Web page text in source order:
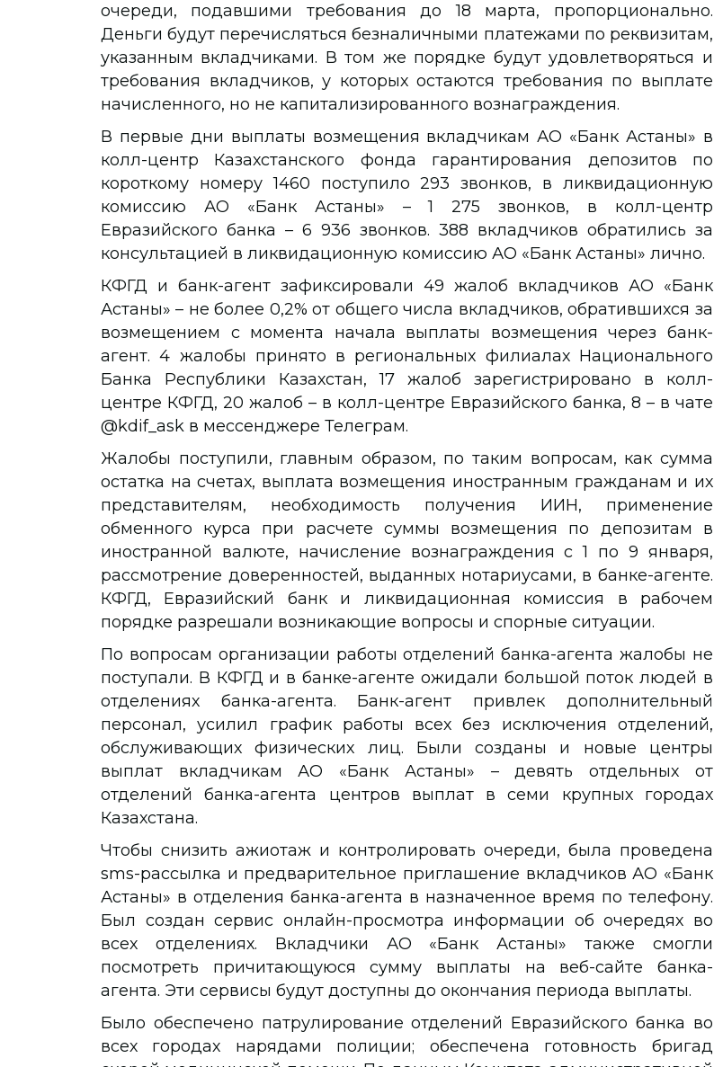
очереди, подавшими требования до 18 марта, пропорционально.
Деньги будут перечисляться безналичными платежами по реквизитам,
указанным вкладчиками. В том же порядке будут удовлетворяться и
требования вкладчиков, у которых остаются требования по выплате
начисленного, но не капитализированного вознаграждения.
В первые дни выплаты возмещения вкладчикам АО «Банк Астаны» в
колл-центр Казахстанского фонда гарантирования депозитов по
короткому номеру 1460 поступило 293 звонков, в ликвидационную
комиссию АО «Банк Астаны» – 1 275 звонков, в колл-центр
Евразийского банка – 6 936 звонков. 388 вкладчиков обратились за
консультацией в ликвидационную комиссию АО «Банк Астаны» лично.
КФГД и банк-агент зафиксировали 49 жалоб вкладчиков АО «Банк
Астаны» – не более 0,2% от общего числа вкладчиков, обратившихся за
возмещением с момента начала выплаты возмещения через банк-
агент. 4 жалобы принято в региональных филиалах Национального
Банка Республики Казахстан, 17 жалоб зарегистрировано в колл-
центре КФГД, 20 жалоб – в колл-центре Евразийского банка, 8 – в чате
@kdif_ask в мессенджере Телеграм.
Жалобы поступили, главным образом, по таким вопросам, как сумма
остатка на счетах, выплата возмещения иностранным гражданам и их
представителям, необходимость получения ИИН, применение
обменного курса при расчете суммы возмещения по депозитам в
иностранной валюте, начисление вознаграждения с 1 по 9 января,
рассмотрение доверенностей, выданных нотариусами, в банке-агенте.
КФГД, Евразийский банк и ликвидационная комиссия в рабочем
порядке разрешали возникающие вопросы и спорные ситуации.
По вопросам организации работы отделений банка-агента жалобы не
поступали. В КФГД и в банке-агенте ожидали большой поток людей в
отделениях банка-агента. Банк-агент привлек дополнительный
персонал, усилил график работы всех без исключения отделений,
обслуживающих физических лиц. Были созданы и новые центры
выплат вкладчикам АО «Банк Астаны» – девять отдельных от
отделений банка-агента центров выплат в семи крупных городах
Казахстана.
Чтобы снизить ажиотаж и контролировать очереди, была проведена
sms-рассылка и предварительное приглашение вкладчиков АО «Банк
Астаны» в отделения банка-агента в назначенное время по телефону.
Был создан сервис онлайн-просмотра информации об очередях во
всех отделениях. Вкладчики АО «Банк Астаны» также смогли
посмотреть причитающуюся сумму выплаты на веб-сайте банка-
агента. Эти сервисы будут доступны до окончания периода выплаты.
Было обеспечено патрулирование отделений Евразийского банка во
всех городах нарядами полиции; обеспечена готовность бригад